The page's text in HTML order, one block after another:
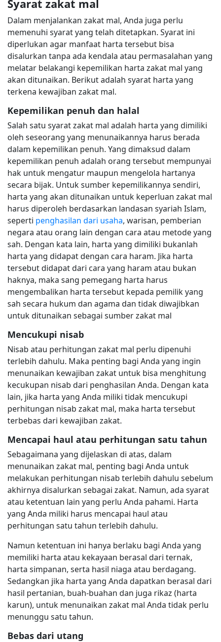
Syarat zakat mal
Dalam menjalankan zakat mal, Anda juga perlu
memenuhi syarat yang telah ditetapkan. Syarat ini
diperlukan agar manfaat harta tersebut bisa
disalurkan tanpa ada kendala atau permasalahan yang
melatar belakangi kepemilikan harta zakat mal yang
akan ditunaikan. Berikut adalah syarat harta yang
terkena kewajiban zakat mal.
Kepemilikan penuh dan halal
Salah satu syarat zakat mal adalah harta yang dimiliki
oleh seseorang yang menunaikannya harus berada
dalam kepemilikan penuh. Yang dimaksud dalam
kepemilikan penuh adalah orang tersebut mempunyai
hak untuk mengatur maupun mengelola hartanya
secara bijak. Untuk sumber kepemilikannya sendiri,
harta yang akan ditunaikan untuk keperluan zakat mal
harus diperoleh berdasarkan landasan syariah Islam,
seperti penghasilan dari usaha, warisan, pemberian
negara atau orang lain dengan cara atau metode yang
sah. Dengan kata lain, harta yang dimiliki bukanlah
harta yang didapat dengan cara haram. Jika harta
tersebut didapat dari cara yang haram atau bukan
haknya, maka sang pemegang harta harus
mengembalikan harta tersebut kepada pemilik yang
sah secara hukum dan agama dan tidak diwajibkan
untuk ditunaikan sebagai sumber zakat mal
Mencukupi nisab
Nisab atau perhitungan zakat mal perlu dipenuhi
terlebih dahulu. Maka penting bagi Anda yang ingin
menunaikan kewajiban zakat untuk bisa menghitung
kecukupan nisab dari penghasilan Anda. Dengan kata
lain, jika harta yang Anda miliki tidak mencukupi
perhitungan nisab zakat mal, maka harta tersebut
terbebas dari kewajiban zakat.
Mencapai haul atau perhitungan satu tahun
Sebagaimana yang dijelaskan di atas, dalam
menunaikan zakat mal, penting bagi Anda untuk
melakukan perhitungan nisab terlebih dahulu sebelum
akhirnya disalurkan sebagai zakat. Namun, ada syarat
atau ketentuan lain yang perlu Anda pahami. Harta
yang Anda miliki harus mencapai haul atau
perhitungan satu tahun terlebih dahulu.
Namun ketentuan ini hanya berlaku bagi Anda yang
memiliki harta atau kekayaan berasal dari ternak,
harta simpanan, serta hasil niaga atau berdagang.
Sedangkan jika harta yang Anda dapatkan berasal dari
hasil pertanian, buah-buahan dan juga rikaz (harta
karun), untuk menunaikan zakat mal Anda tidak perlu
menunggu satu tahun.
Bebas dari utang